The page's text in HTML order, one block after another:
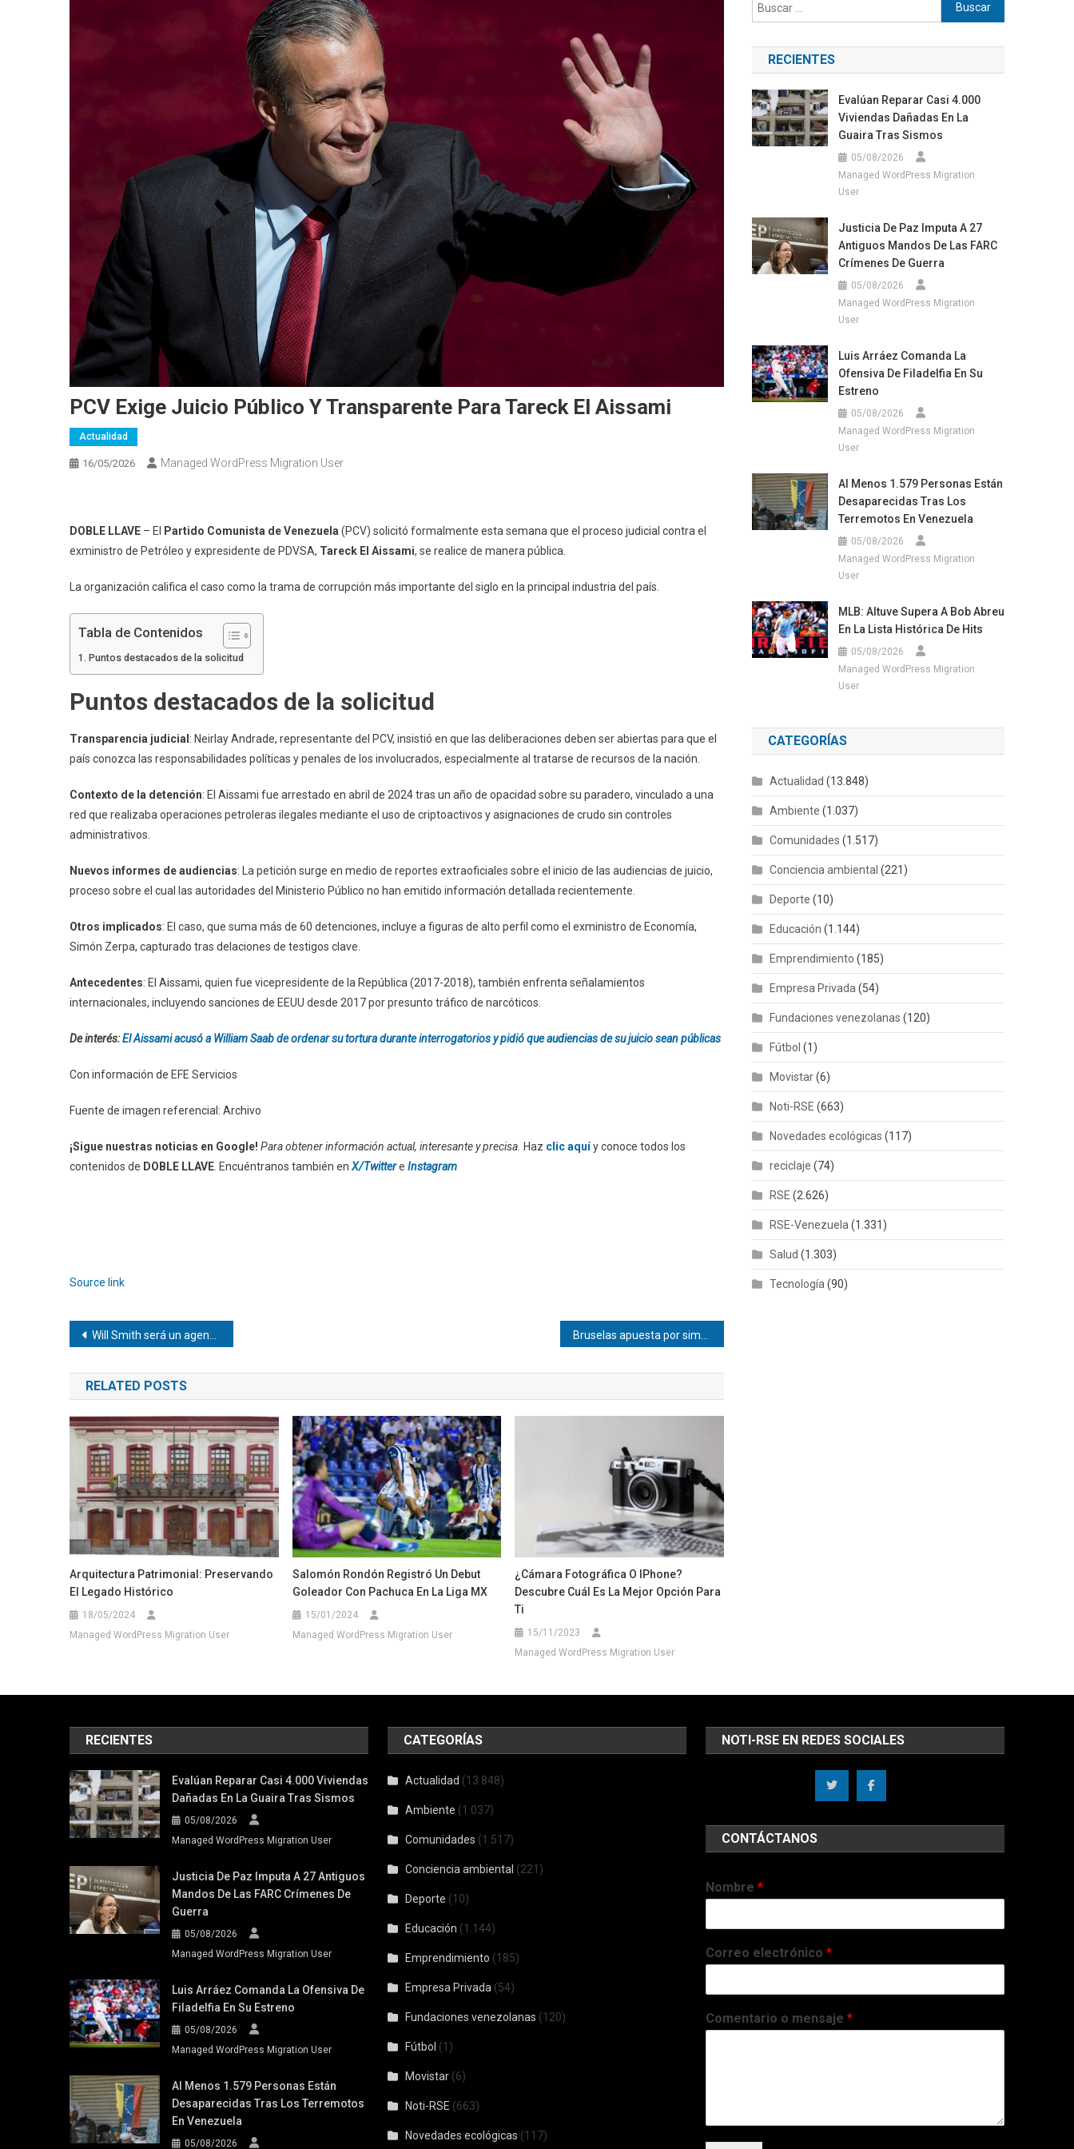
PCV Exige Juicio Público Y Transparente Para Tareck El Aissami
Actualidad
16/05/2026 Managed WordPress Migration User
DOBLE LLAVE – El Partido Comunista de Venezuela (PCV) solicitó formalmente esta semana que el proceso judicial contra el
exministro de Petróleo y expresidente de PDVSA, Tareck El Aissami, se realice de manera pública.
La organización califica el caso como la trama de corrupción más importante del siglo en la principal industria del país.
Tabla de Contenidos
Puntos destacados de la solicitud
Puntos destacados de la solicitud
Transparencia judicial : Neirlay Andrade, representante del PCV, insistió en que las deliberaciones deben ser abiertas para que el
país conozca las responsabilidades políticas y penales de los involucrados, especialmente al tratarse de recursos de la nación.
Contexto de la detención: El Aissami fue arrestado en abril de 2024 tras un año de opacidad sobre su paradero, vinculado a una
red que realizaba operaciones petroleras ilegales mediante el uso de criptoactivos y asignaciones de crudo sin controles
administrativos.
Nuevos informes de audiencias: La petición surge en medio de reportes extraoficiales sobre el inicio de las audiencias de juicio,
proceso sobre el cual las autoridades del Ministerio Público no han emitido información detallada recientemente.
Otros implicados: El caso, que suma más de 60 detenciones, incluye a figuras de alto perfil como el exministro de Economía,
Simón Zerpa, capturado tras delaciones de testigos clave.
Antecedentes: El Aissami, quien fue vicepresidente de la República (2017-2018), también enfrenta señalamientos
internacionales, incluyendo sanciones de EEUU desde 2017 por presunto tráfico de narcóticos.
De interés:El Aissami acusó a William Saab de ordenar su tortura durante interrogatorios y pidió que audiencias de su juicio sean públicas
Con información de EFE Servicios
Fuente de imagen referencial: Archivo
¡Sigue nuestras noticias en Google! Para obtener información actual, interesante y precisa. Haz clic aquíy conoce todos los
contenidos de DOBLE LLAVE . Encuéntranos también en X/Twittere Instagram
Source link
Navegación
de
entradas
Will Smith será un agente del FBI en «Supermax»
RELATED POSTS
Arquitectura Patrimonial: Preservando
El Legado Histórico
18/05/2024
Managed WordPress Migration User
Salomón Rondón Registró Un Debut
Goleador Con Pachuca En La Liga MX
15/01/2024
Managed WordPress Migration User
¿Cámara Fotográfica O IPhone?
Descubre Cuál Es La Mejor Opción Para
Ti
15/11/2023
Managed WordPress Migration User
RECIENTES
Evalúan Reparar Casi 4.000
Viviendas Dañadas En La
Guaira Tras Sismos
05/08/2026
Managed WordPress Migration
User
Justicia De Paz Imputa A 27
Antiguos Mandos De Las FARC
Crímenes De Guerra
05/08/2026
Managed WordPress Migration
User
Luis Arráez Comanda La
Ofensiva De Filadelfia En Su
Estreno
05/08/2026
Managed WordPress Migration
User
Al Menos 1.579 Personas Están
Desaparecidas Tras Los
Terremotos En Venezuela
05/08/2026
Managed WordPress Migration
User
MLB: Altuve Supera A Bob Abreu
En La Lista Histórica De Hits
05/08/2026
Managed WordPress Migration
User
CATEGORÍAS
Actualidad (13.848)
Ambiente (1.037)
Comunidades (1.517)
Conciencia ambiental (221)
Deporte (10)
Educación (1.144)
Emprendimiento (185)
Empresa Privada (54)
Fundaciones venezolanas (120)
Fútbol (1)
Movistar(6)
Noti-RSE (663)
Novedades ecológicas (117)
reciclaje (74)
RSE (2.626)
RSE-Venezuela (1.331)
Salud (1.303)
Tecnología (90)
RECIENTES
Evalúan Reparar Casi 4.000 Viviendas
Dañadas En La Guaira Tras Sismos
05/08/2026
Managed WordPress Migration User
Justicia De Paz Imputa A 27 Antiguos
Mandos De Las FARC Crímenes De
Guerra
05/08/2026
Managed WordPress Migration User
Luis Arráez Comanda La Ofensiva De
Filadelfia En Su Estreno
05/08/2026
Managed WordPress Migration User
Al Menos 1.579 Personas Están
Desaparecidas Tras Los Terremotos
En Venezuela
05/08/2026
CATEGORÍAS
Actualidad (13.848)
Ambiente (1.037)
Comunidades (1.517)
Conciencia ambiental (221)
Deporte (10)
Educación (1.144)
Emprendimiento (185)
Empresa Privada (54)
Fundaciones venezolanas (120)
Fútbol (1)
Movistar (6)
Noti-RSE (663)
Novedades ecológicas (117)
NOTI-RSE EN REDES SOCIALES
CONTÁCTANOS
Nombre *
Correo electrónico *
Comentario o mensaje *